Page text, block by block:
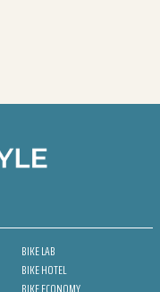
BIKE LAB
BIKE HOTEL